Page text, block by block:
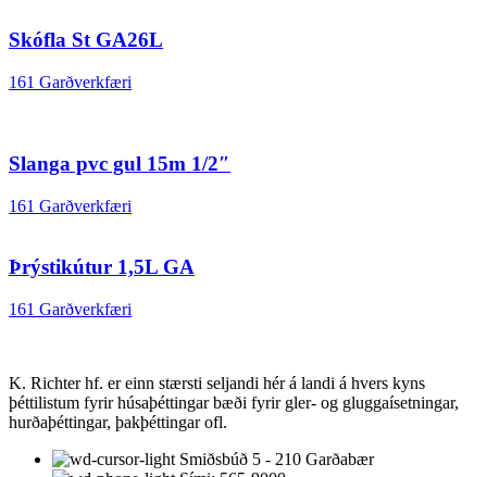
Skófla St GA26L
161 Garðverkfæri
Slanga pvc gul 15m 1/2″
161 Garðverkfæri
Þrýstikútur 1,5L GA
161 Garðverkfæri
K. Richter hf. er einn stærsti seljandi hér á landi á hvers kyns
þéttilistum fyrir húsaþéttingar bæði fyrir gler- og gluggaísetningar,
hurðaþéttingar, þakþéttingar ofl.
Smiðsbúð 5 - 210 Garðabær